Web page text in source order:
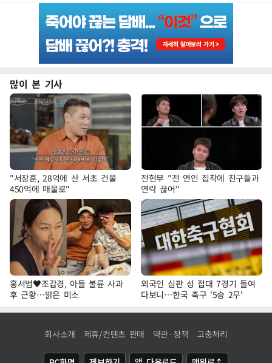
많이 본 기사
"서장훈, 28억에 산 서초 건물
450억에 매물로"
전현무 "전 연인 집착에 친구들과
연락 끊어"
홍서범♥조갑경, 아들 불륜 사과
후 근황…밝은 미소
외국인 심판 성 접대 7경기 들여
다보니…한국 축구 '5승 2무'
회사소개 제휴/컨텐츠 판매 약관·정책 고충처리